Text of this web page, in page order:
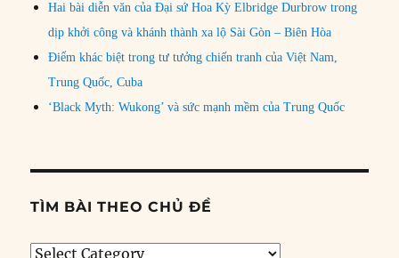
Hai bài diễn văn của Đại sứ Hoa Kỳ Elbridge Durbrow trong
dịp khởi công và khánh thành xa lộ Sài Gòn – Biên Hòa
Điểm khác biệt trong tư tưởng chiến tranh của Việt Nam,
Trung Quốc, Cuba
‘Black Myth: Wukong’ và sức mạnh mềm của Trung Quốc
TÌM BÀI THEO CHỦ ĐỀ
Tìm